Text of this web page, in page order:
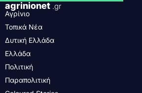
agrinionet .gr
Αγρίνιο
Τοπικά Νέα
Δυτική Ελλάδα
Ελλάδα
Πολιτική
Παραπολιτική